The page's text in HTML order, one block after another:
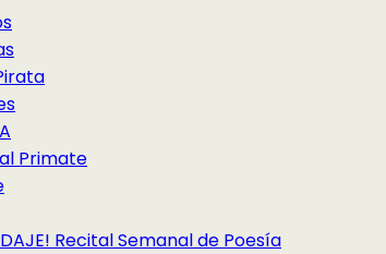
Primate
Recital Semanal de Poesía